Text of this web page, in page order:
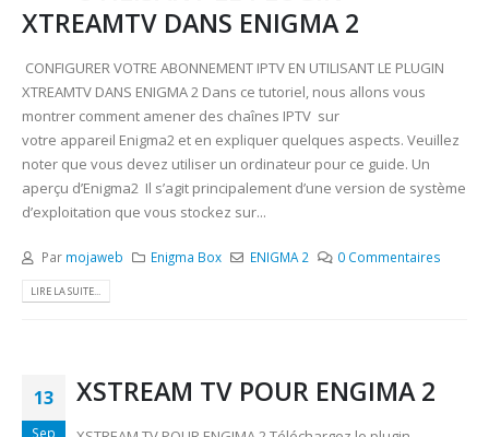
XTREAMTV DANS ENIGMA 2
CONFIGURER VOTRE ABONNEMENT IPTV EN UTILISANT LE PLUGIN
XTREAMTV DANS ENIGMA 2 Dans ce tutoriel, nous allons vous
montrer comment amener des chaînes IPTV sur
votre appareil Enigma2 et en expliquer quelques aspects. Veuillez
noter que vous devez utiliser un ordinateur pour ce guide. Un
aperçu d’Enigma2 Il s’agit principalement d’une version de système
d’exploitation que vous stockez sur...
Par mojaweb Enigma Box ENIGMA 2 0 Commentaires
LIRE LA SUITE...
13
Sep
XSTREAM TV POUR ENGIMA 2